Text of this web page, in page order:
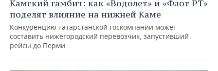
Камский гамбит: как «Водолет» и «Флот РТ»
поделят влияние на нижней Каме
Конкуренцию татарстанской госкомпании может
составить нижегородский перевозчик, запустивший
рейсы до Перми